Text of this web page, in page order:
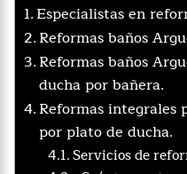
Especialistas en
Reformas baños
Reformas baños
ducha por bañera.
Reformas integrales
por plato de ducha.
Servicios de